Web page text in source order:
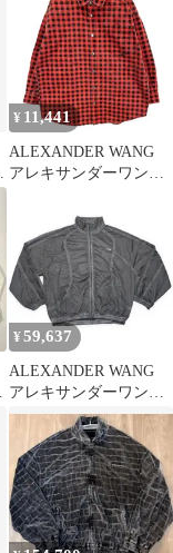
¥ 11,441
ALEXANDER WANG
アレキサンダーワン
ク コットン ビッグシル
エットジャケット Ｓ
¥ 59,637
ALEXANDER WANG
アレキサンダーワン
Perforated Mesh Track
Jacket メッシュトラッ
クジャケット JKT M グ
レー 美品